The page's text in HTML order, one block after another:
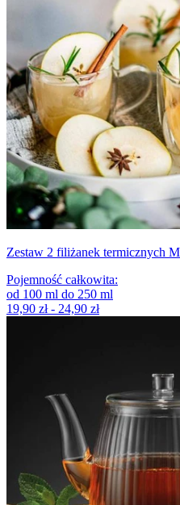
Zestaw 2 filiżanek termicznych
Pojemność całkowita:
od 100 ml do 250 ml
19,90 zł - 24,90 zł